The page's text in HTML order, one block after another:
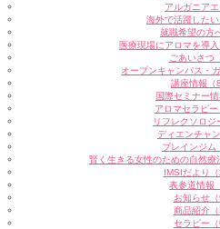
アルガニアエ
海外で活躍したい
就職希望の方
医療現場にアロマを導入
ごあいさつ
オープンキャンパス・
講座情報（
国際セミナー情
アロマセラピー
リフレクソロジ
ディエンチャン
ブレインジム
賢く生きる女性のための自然療
IMSIだより（
表参道情報
お知らせ（
商品紹介（
セラピー（